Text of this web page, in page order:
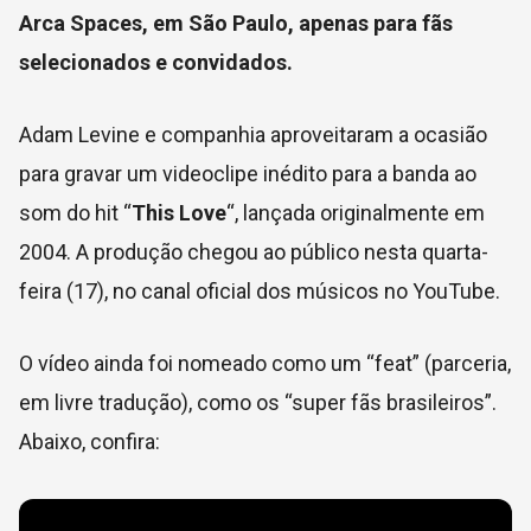
Arca Spaces, em São Paulo, apenas para fãs
selecionados e convidados.
Adam Levine e companhia aproveitaram a ocasião
para gravar um videoclipe inédito para a banda ao
som do hit “This Love“, lançada originalmente em
2004. A produção chegou ao público nesta quarta-
feira (17), no canal oficial dos músicos no YouTube.
O vídeo ainda foi nomeado como um “feat” (parceria,
em livre tradução), como os “super fãs brasileiros”.
Abaixo, confira: